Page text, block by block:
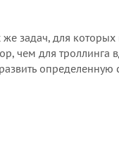
задач, для которых
чем для троллинга
определенную